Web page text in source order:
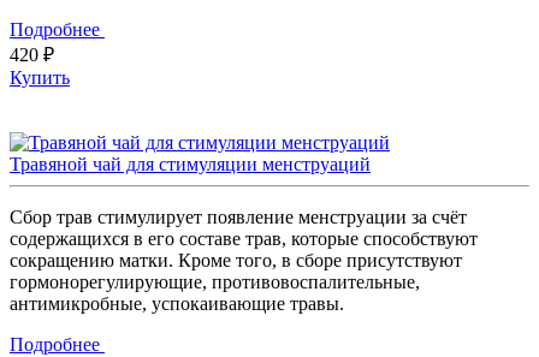
Подробнее
420 ₽
Купить
Травяной чай для стимуляции менструаций
Сбор трав стимулирует появление менструации за счёт
содержащихся в его составе трав, которые способствуют
сокращению матки. Кроме того, в сборе присутствуют
гормонорегулирующие, противовоспалительные,
антимикробные, успокаивающие травы.
Подробнее